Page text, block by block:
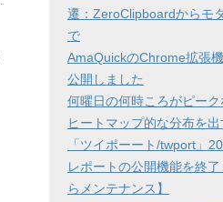
遷：ZeroClipboardからモ
で
AmaQuickのChrome拡張
公開しました
何曜日の何時ころがピー
ヒートマップ的な分布を出
「ツイポーート/twport」
レポートの公開機能を終
らメンテナンス】